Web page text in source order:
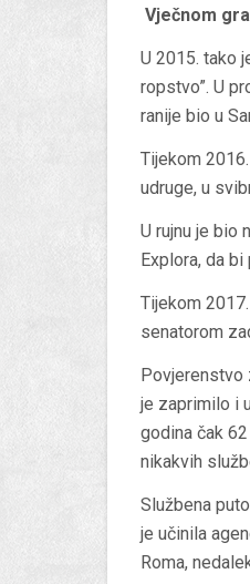
Vječnom
U 2015. tako
ropstvo”. U
ranije bio u
Tijekom
udruge, u
U rujnu je bio
Explora, da
Tijekom
senatorom
Povjerenstvo
je zaprimilo i
godina čak
nikakvih
Službena
je učinila
Roma,